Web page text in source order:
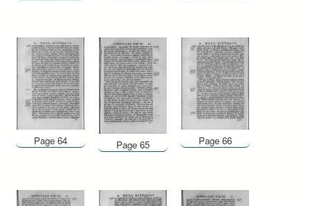
Page 64 Page 65 Page 66